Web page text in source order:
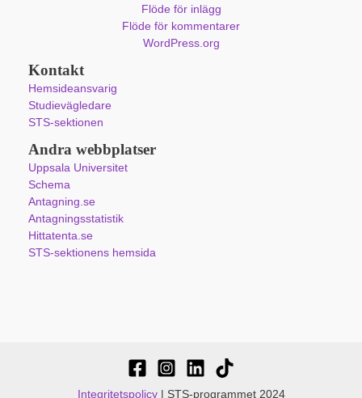
Flöde för inlägg
Flöde för kommentarer
WordPress.org
Kontakt
Hemsideansvarig
Studievägledare
STS-sektionen
Andra webbplatser
Uppsala Universitet
Schema
Antagning.se
Antagningsstatistik
Hittatenta.se
STS-sektionens hemsida
Integritetspolicy| STS-programmet 2024